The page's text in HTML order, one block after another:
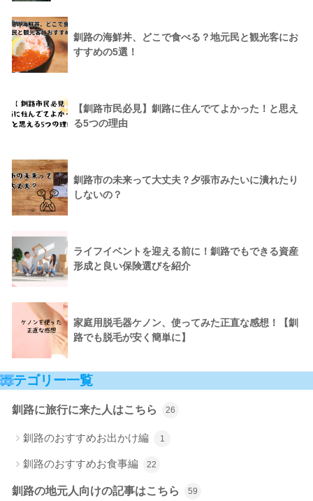
釧路の海鮮丼、どこで食べる？地元民と観光客にお
すすめの5選！
【釧路市民必見】釧路に住んでてよかった！と思え
る5つの理由
釧路市の未来って大丈夫？夕張市みたいに潰れたり
しないの？
ライフイベントを迎える前に！釧路でもできる資産
形成と良い保険選びを紹介
家庭用脱毛器ケノン、使ってみた正直な感想！【釧
路でも脱毛が安く簡単に】
カテゴリー一覧
釧路に旅行に来た人はこちら 26
釧路のおすすめお出かけ編 1
釧路のおすすめお食事編 22
釧路の地元人向けの記事はこちら 59